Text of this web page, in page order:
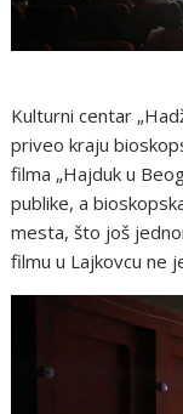
Kulturni centar
priveo kraju
filma „Hajduk u
publike, a
mesta, što još
filmu u Lajkovcu ne